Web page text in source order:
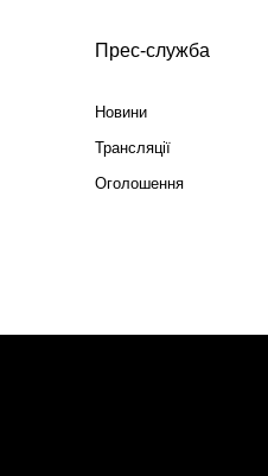
Прес-служба
Новини
Трансляції
Оголошення